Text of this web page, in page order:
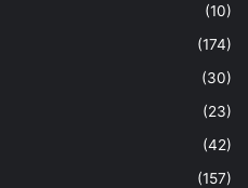
(10)
(174)
(30)
(23)
(42)
(157)